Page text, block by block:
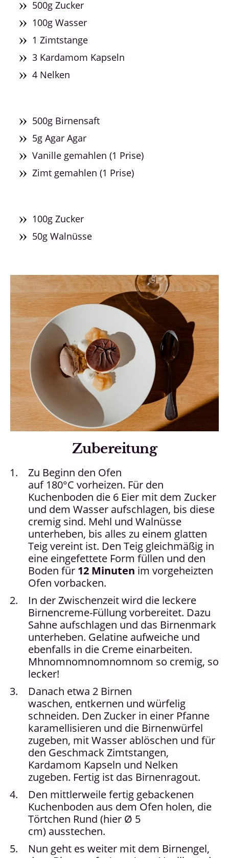
500g Zucker
100g Wasser
1 Zimtstange
3 Kardamom Kapseln
4 Nelken
500g Birnensaft
5g Agar Agar
Vanille gemahlen (1 Prise)
Zimt gemahlen (1 Prise)
100g Zucker
50g Walnüsse
Zubereitung
Zu Beginn den Ofen
auf 180°C vorheizen. Für den
Kuchenboden die 6 Eier mit dem Zucker
und dem Wasser aufschlagen, bis diese
cremig sind. Mehl und Walnüsse
unterheben, bis alles zu einem glatten
Teig vereint ist. Den Teig gleichmäßig in
eine eingefettete Form füllen und den
Boden für 12 Minuten im vorgeheizten
Ofen vorbacken.
In der Zwischenzeit wird die leckere
Birnencreme-Füllung vorbereitet. Dazu
Sahne aufschlagen und das Birnenmark
unterheben. Gelatine aufweiche und
ebenfalls in die Creme einarbeiten.
Mhnomnomnomnomnom so cremig, so
lecker!
Danach etwa 2 Birnen
waschen, entkernen und würfelig
schneiden. Den Zucker in einer Pfanne
karamellisieren und die Birnenwürfel
zugeben, mit Wasser ablöschen und für
den Geschmack Zimtstangen,
Kardamom Kapseln und Nelken
zugeben. Fertig ist das Birnenragout.
Den mittlerweile fertig gebackenen
Kuchenboden aus dem Ofen holen, die
Törtchen Rund (hier Ø 5
cm) ausstechen.
Nun geht es weiter mit dem Birnengel,